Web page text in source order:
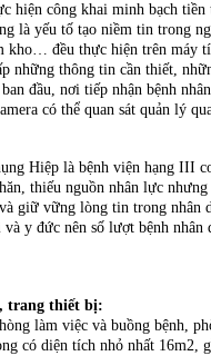
hiện công khai minh bạch
là yếu tố tạo niềm tin trong
kho… đều thực hiện trên máy
những thông tin cần thiết,
đầu, nơi tiếp nhận bệnh
có thể quan sát quản lý
Hiệp là bệnh viện hạng III
thiếu nguồn nhân lực
giữ vững lòng tin trong nhân
y đức nên số lượt bệnh nhân
trang thiết bị:
làm việc và buồng bệnh,
có diện tích nhỏ nhất 16m2,